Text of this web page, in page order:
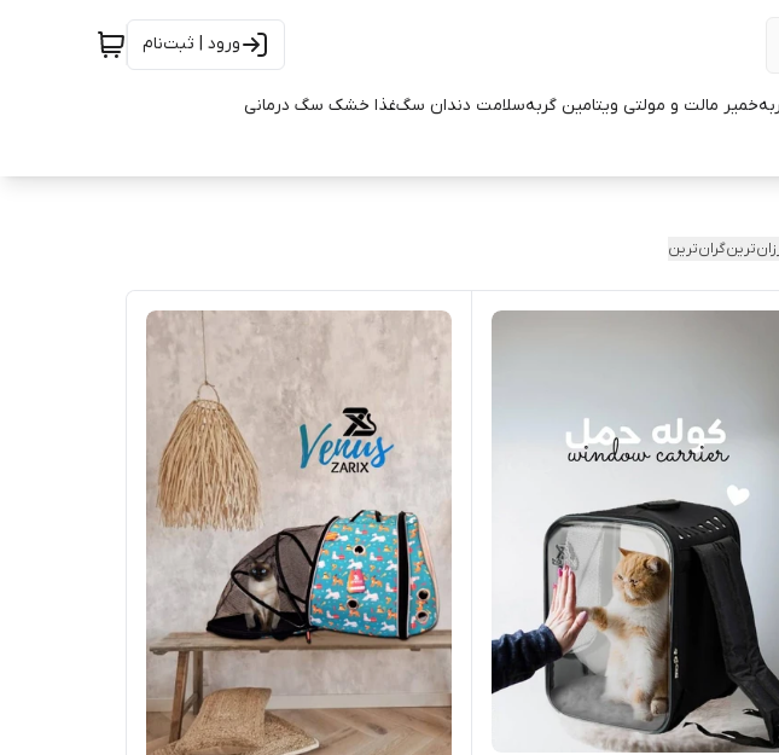
ورود | ثبت‌نام
خمیر مالت و مولتی ویتامین گربهسلامت دندان سگغذا خشک سگ درمانی
گران‌ترین